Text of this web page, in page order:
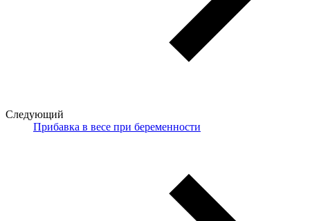
Следующий
Прибавка в весе при беременности